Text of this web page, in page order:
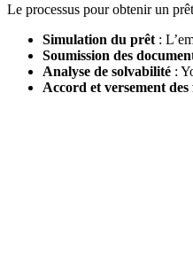
Le processus pour obtenir un
Simulation du prêt :
Soumission des
Analyse de solvabilité :
Accord et versement des